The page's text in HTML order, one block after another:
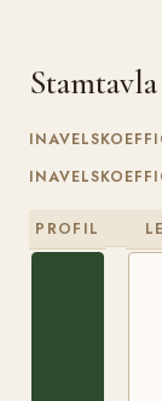
Stamtavla
PROFIL